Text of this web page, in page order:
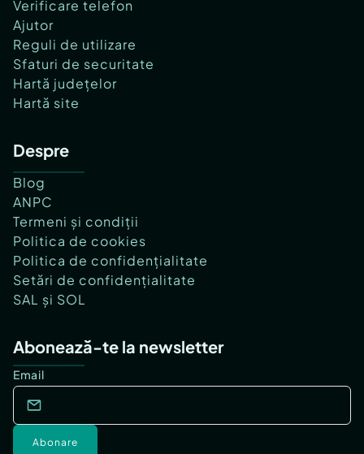
Verificare telefon
Ajutor
Reguli de utilizare
Sfaturi de securitate
Hartă județelor
Hartă site
Despre
Blog
ANPC
Termeni și condiții
Politica de cookies
Politica de confidențialitate
Setări de confidențialitate
SAL și SOL
Abonează-te la newsletter
Email
Abonare